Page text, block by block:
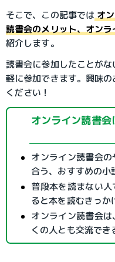
そこで、この記事では オ
読書会のメリット、オン
紹介します。
読書会に参加したことが
軽に参加できます。興味
ください！
オンライン読書
オンライン読書会
合う、おすすめの小
普段本を読まない
ると本を読むきっか
オンライン読書会
くの人とも交流でき